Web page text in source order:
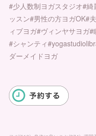
#少人数制ヨガスタジオ#
ッスン#男性の方ヨガOK#
ィブヨガ#ヴィンヤサヨガ
#シャンティ
ダーメイドヨガ